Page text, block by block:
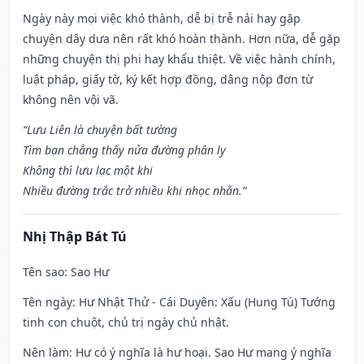
Ngày này mọi việc khó thành, dễ bị trễ nải hay gặp
chuyện dây dưa nên rất khó hoàn thành. Hơn nữa, dễ gặp
những chuyện thị phi hay khẩu thiệt. Về việc hành chính,
luật pháp, giấy tờ, ký kết hợp đồng, dâng nộp đơn từ
không nên vội vã.
“Lưu Liên là chuyện bất tường
Tìm bạn chẳng thấy nửa đường phân ly
Không thì lưu lạc một khi
Nhiều đường trắc trở nhiều khi nhọc nhằn.”
Nhị Thập Bát Tú
Tên sao: Sao Hư
Tên ngày: Hư Nhật Thử - Cái Duyên: Xấu (Hung Tú) Tướng
tinh con chuột, chủ trị ngày chủ nhật.
Nên làm: Hư có ý nghĩa là hư hoại. Sao Hư mang ý nghĩa